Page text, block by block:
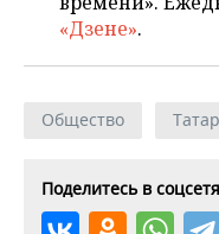
«Дзене».
Общество
Поделитесь в